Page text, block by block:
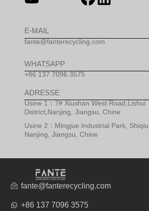
E-MAIL
fante@fanterecycling.com
WHATSAPP
+86 137 7096 3575
ADRESSE
Usine 1：7# Xiushan West Road,Lishui
District,Nanjing, Jiangsu, Chine
Usine 2：Mingjue Industrial Park, Shiqiu
Nanjing, Jiangsu, Chine
fante@fanterecycling.com
+86 137 7096 3575